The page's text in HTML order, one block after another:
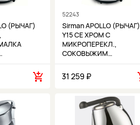
(РЫЧАГ)
52243
Sirman APOLLO (РЫЧАГ)
Y15 CE ХРОМ С
МИКРОПЕРЕКЛ.,
СОКОВЫЖИМ…
31 259 ₽